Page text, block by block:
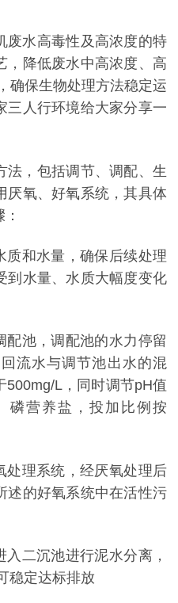
废水高毒性及高浓度的特
，降低废水中高浓度、高
确保生物处理方法稳定运
三人行环境给大家分享一
法，包括调节、调配、生
厌氧、好氧系统，其具体
质和水量，确保后续处理
到水量、水质大幅度变化
配池，调配池的水力停留
流水与调节池出水的混
L，同时调节pH值
磷营养盐，投加比例按
处理系统，经厌氧处理后
述的好氧系统中在活性污
二沉池进行泥水分离，
稳定达标排放